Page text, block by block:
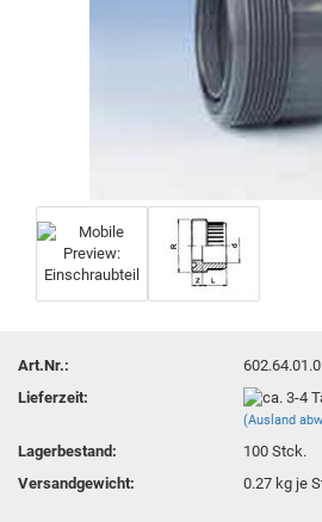
Art.Nr.:
Lieferzeit:
(Ausland
Lagerbestand: 100Stck.
Versandgewicht:
0.27 kg je